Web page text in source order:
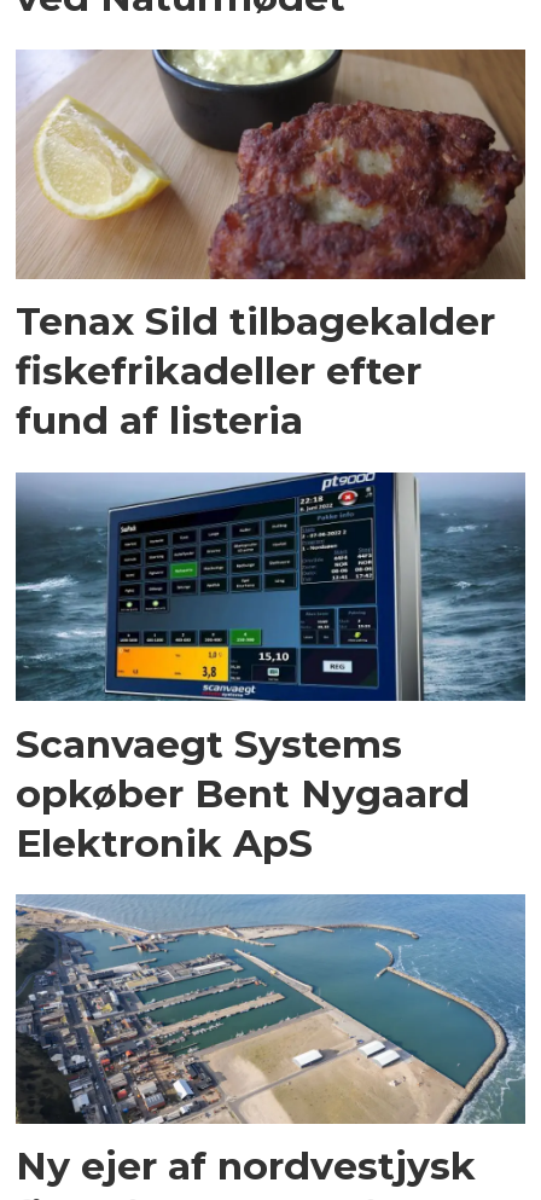
Tenax Sild tilbagekalder
fiskefrikadeller efter
fund af listeria
Scanvaegt Systems
opkøber Bent Nygaard
Elektronik ApS
Ny ejer af nordvestjysk